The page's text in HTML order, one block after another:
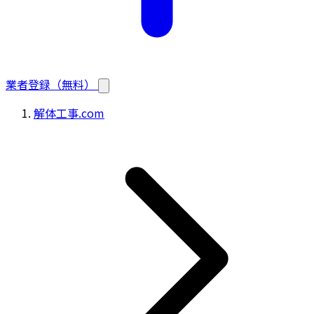
業者登録（無料）
解体工事.com